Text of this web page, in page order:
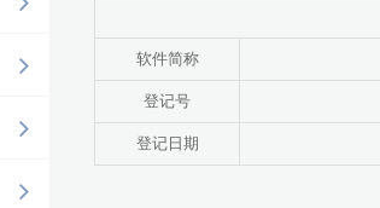
软件简称
登记号
登记日期